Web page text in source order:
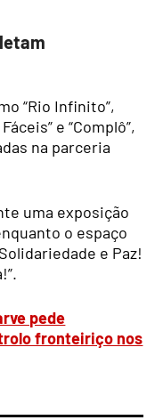
“Rio Infinito”,
e “Complô”,
na parceria
uma exposição
o espaço
e Paz!
pede
fronteiriço nos